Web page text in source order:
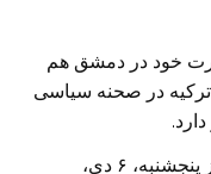
خود در دمشق هم
در صحنه سیاسی
وزیر مشاور در امور خارجه امارات روز پنجشنبه، ۶ دی،